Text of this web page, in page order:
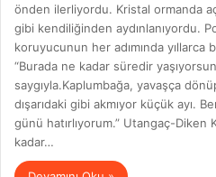
önden ilerliyordu. Kristal ormanda
gibi kendiliğinden aydınlanıyordu.
koruyucunun her adımında
“Burada ne kadar süredir
saygıyla.Kaplumbağa, yavaşça
dışarıdaki gibi akmıyor küçük ayı.
günü hatırlıyorum.” Utangaç-Diken
kadar…